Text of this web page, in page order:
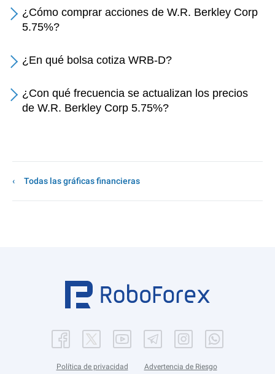
¿Cómo comprar acciones de W.R. Berkley Corp
5.75%?
¿En qué bolsa cotiza WRB-D?
¿Con qué frecuencia se actualizan los precios
de W.R. Berkley Corp 5.75%?
Todas las gráficas financieras
Política de privacidad Advertencia de Riesgo